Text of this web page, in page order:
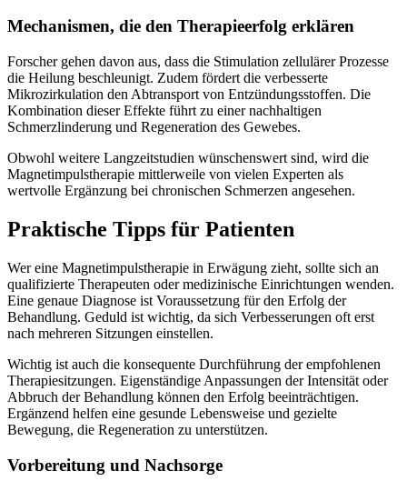
Mechanismen, die den Therapieerfolg erklären
Forscher gehen davon aus, dass die Stimulation zellulärer Prozesse
die Heilung beschleunigt. Zudem fördert die verbesserte
Mikrozirkulation den Abtransport von Entzündungsstoffen. Die
Kombination dieser Effekte führt zu einer nachhaltigen
Schmerzlinderung und Regeneration des Gewebes.
Obwohl weitere Langzeitstudien wünschenswert sind, wird die
Magnetimpulstherapie mittlerweile von vielen Experten als
wertvolle Ergänzung bei chronischen Schmerzen angesehen.
Praktische Tipps für Patienten
Wer eine Magnetimpulstherapie in Erwägung zieht, sollte sich an
qualifizierte Therapeuten oder medizinische Einrichtungen wenden.
Eine genaue Diagnose ist Voraussetzung für den Erfolg der
Behandlung. Geduld ist wichtig, da sich Verbesserungen oft erst
nach mehreren Sitzungen einstellen.
Wichtig ist auch die konsequente Durchführung der empfohlenen
Therapiesitzungen. Eigenständige Anpassungen der Intensität oder
Abbruch der Behandlung können den Erfolg beeinträchtigen.
Ergänzend helfen eine gesunde Lebensweise und gezielte
Bewegung, die Regeneration zu unterstützen.
Vorbereitung und Nachsorge